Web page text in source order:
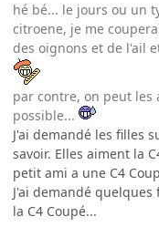
hé bé... le jours ou un
citroene, je me
des oignons et de l'ail
par contre, on peut les
possible...
J'ai demandé les filles
savoir. Elles aiment la
petit ami a une C4
J'ai demandé
la C4 Coupé...